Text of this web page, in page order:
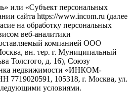
или «Субъект персональных
сайта https://www.incom.ru (далее
на обработку персональных
веб-аналитики
компанией ООО
вн. тер. г. Муниципальный
Толстого, д. 16), Союзу
недвижимости «ИНКОМ-
105318, г. Москва, ул.
условиями.